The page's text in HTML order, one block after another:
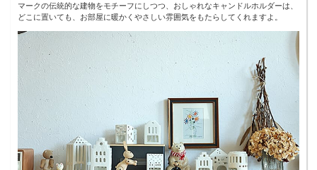
マークの伝統的な建物をモチーフにしつつ、おしゃれなキャンドルホルダーは、
どこに置いても、お部屋に暖かくやさしい雰囲気をもたらしてくれますよ。